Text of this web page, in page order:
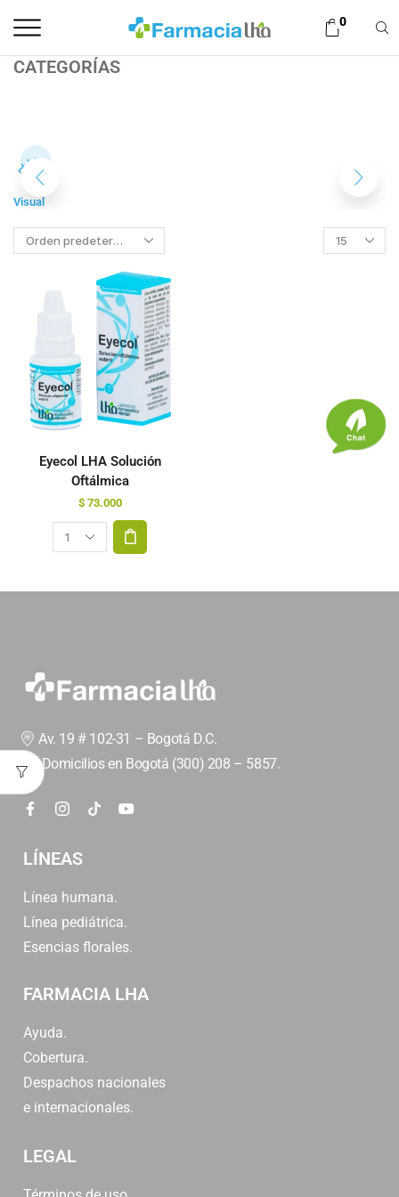
0
CATEGORÍAS
Visual
Eyecol LHA Solución
Oftálmica
$73.000
Av. 19 # 102-31 – Bogotá D.C.
Domicilios en Bogotá (300) 208 – 5857.
LÍNEAS
Línea humana.
Línea pediátrica.
Esencias florales.
FARMACIA LHA
Ayuda.
Cobertura.
Despachos nacionales
e internacionales.
LEGAL